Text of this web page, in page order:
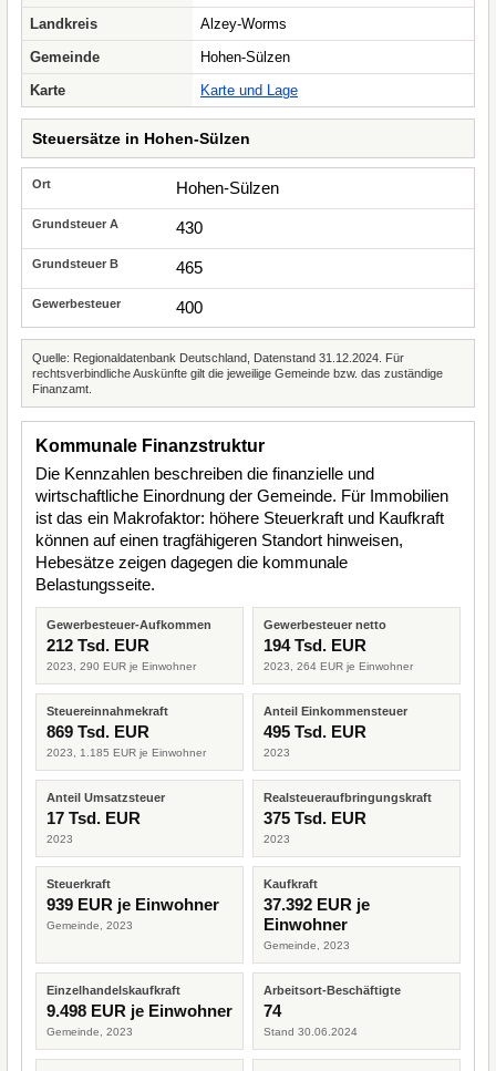
Landkreis
Alzey-Worms
Gemeinde
Hohen-Sülzen
Karte
Karte und Lage
Steuersätze in Hohen-Sülzen
Hohen-Sülzen
430
465
400
Quelle: Regionaldatenbank Deutschland, Datenstand 31.12.2024. Für
rechtsverbindliche Auskünfte gilt die jeweilige Gemeinde bzw. das zuständige
Finanzamt.
Kommunale Finanzstruktur
Die Kennzahlen beschreiben die finanzielle und
wirtschaftliche Einordnung der Gemeinde. Für Immobilien
ist das ein Makrofaktor: höhere Steuerkraft und Kaufkraft
können auf einen tragfähigeren Standort hinweisen,
Hebesätze zeigen dagegen die kommunale
Belastungsseite.
Gewerbesteuer-Aufkommen
212 Tsd. EUR
2023, 290 EUR je Einwohner
Gewerbesteuer netto
194 Tsd. EUR
2023, 264 EUR je Einwohner
Steuereinnahmekraft
869 Tsd. EUR
2023, 1.185 EUR je Einwohner
Anteil Einkommensteuer
495 Tsd. EUR
2023
Anteil Umsatzsteuer
17 Tsd. EUR
2023
Realsteueraufbringungskraft
375 Tsd. EUR
2023
Steuerkraft
939 EUR je Einwohner
Gemeinde, 2023
Kaufkraft
37.392 EUR je
Einwohner
Gemeinde, 2023
Einzelhandelskaufkraft
9.498 EUR je Einwohner
Gemeinde, 2023
Arbeitsort-Beschäftigte
74
Stand 30.06.2024